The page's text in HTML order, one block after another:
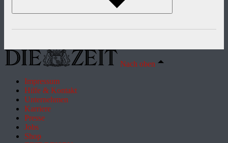
Nach oben
Impressum
Hilfe & Kontakt
Unternehmen
Karriere
Presse
Jobs
Shop